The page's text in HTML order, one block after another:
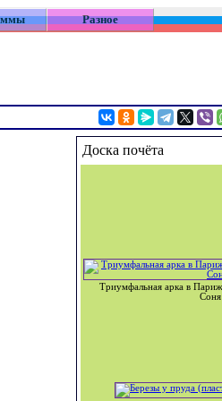
Разное
Доска почёта
Триумфальная арка в
Соня